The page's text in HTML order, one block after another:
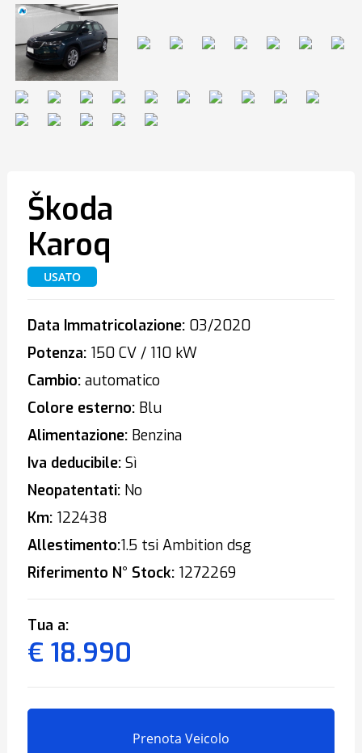
Škoda
Karoq
USATO
Data Immatricolazione:03/2020
Potenza:150 CV / 110 kW
Cambio:automatico
Colore esterno:Blu
Alimentazione:Benzina
Iva deducibile:Sì
Neopatentati:No
Km:122438
Allestimento:1.5 tsi Ambition dsg
Riferimento N° Stock:1272269
Tua a:
€ 18.990
Prenota Veicolo